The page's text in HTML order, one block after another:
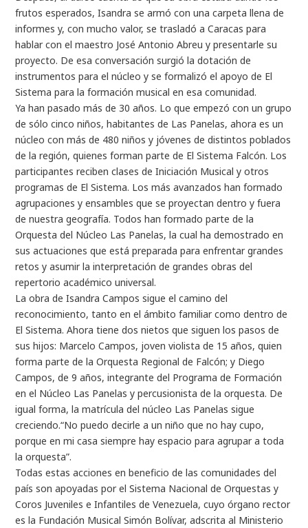
frutos esperados, Isandra se armó con una carpeta llena de
informes y, con mucho valor, se trasladó a Caracas para
hablar con el maestro José Antonio Abreu y presentarle su
proyecto. De esa conversación surgió la dotación de
instrumentos para el núcleo y se formalizó el apoyo de El
Sistema para la formación musical en esa comunidad.
Ya han pasado más de 30 años. Lo que empezó con un grupo
de sólo cinco niños, habitantes de Las Panelas, ahora es un
núcleo con más de 480 niños y jóvenes de distintos poblados
de la región, quienes forman parte de El Sistema Falcón. Los
participantes reciben clases de Iniciación Musical y otros
programas de El Sistema. Los más avanzados han formado
agrupaciones y ensambles que se proyectan dentro y fuera
de nuestra geografía. Todos han formado parte de la
Orquesta del Núcleo Las Panelas, la cual ha demostrado en
sus actuaciones que está preparada para enfrentar grandes
retos y asumir la interpretación de grandes obras del
repertorio académico universal.
La obra de Isandra Campos sigue el camino del
reconocimiento, tanto en el ámbito familiar como dentro de
El Sistema. Ahora tiene dos nietos que siguen los pasos de
sus hijos: Marcelo Campos, joven violista de 15 años, quien
forma parte de la Orquesta Regional de Falcón; y Diego
Campos, de 9 años, integrante del Programa de Formación
en el Núcleo Las Panelas y percusionista de la orquesta. De
igual forma, la matrícula del núcleo Las Panelas sigue
creciendo.“No puedo decirle a un niño que no hay cupo,
porque en mi casa siempre hay espacio para agrupar a toda
la orquesta”.
Todas estas acciones en beneficio de las comunidades del
país son apoyadas por el Sistema Nacional de Orquestas y
Coros Juveniles e Infantiles de Venezuela, cuyo órgano rector
es la Fundación Musical Simón Bolívar, adscrita al Ministerio